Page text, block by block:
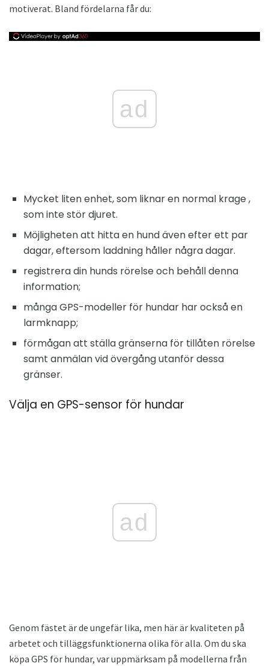
motiverat. Bland fördelarna får du:
ad
Mycket liten enhet, som liknar en normal krage ,
som inte stör djuret.
Möjligheten att hitta en hund även efter ett par
dagar, eftersom laddning håller några dagar.
registrera din hunds rörelse och behåll denna
information;
många GPS-modeller för hundar har också en
larmknapp;
förmågan att ställa gränserna för tillåten rörelse
samt anmälan vid övergång utanför dessa
gränser.
Välja en GPS-sensor för hundar
ad
Genom fästet är de ungefär lika, men här är kvaliteten på
arbetet och tilläggsfunktionerna olika för alla. Om du ska
köpa GPS för hundar, var uppmärksam på modellerna från